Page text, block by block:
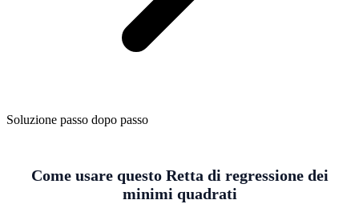
Soluzione passo dopo passo
Come usare questo Retta di regressione dei
minimi quadrati